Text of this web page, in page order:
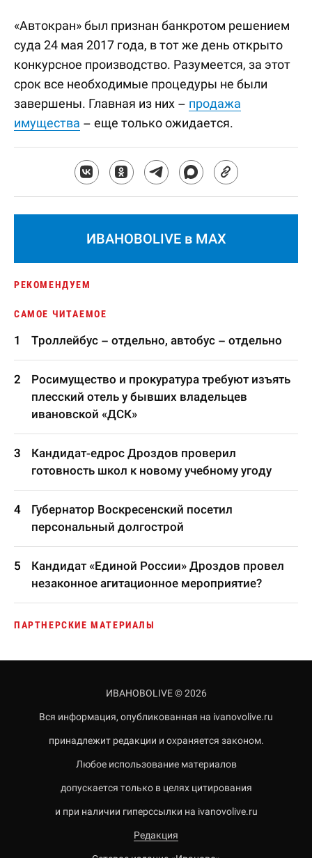
«Автокран» был признан банкротом решением
суда 24 мая 2017 года, в тот же день открыто
конкурсное производство. Разумеется, за этот
срок все необходимые процедуры не были
завершены. Главная из них – продажа
имущества – еще только ожидается.
ИВАНОВОLIVE в MAX
РЕКОМЕНДУЕМ
САМОЕ ЧИТАЕМОЕ
Троллейбус – отдельно, автобус – отдельно
Росимущество и прокуратура требуют изъять
плесский отель у бывших владельцев
ивановской «ДСК»
Кандидат-едрос Дроздов проверил
готовность школ к новому учебному угоду
Губернатор Воскресенский посетил
персональный долгострой
Кандидат «Единой России» Дроздов провел
незаконное агитационное мероприятие?
ПАРТНЕРСКИЕ МАТЕРИАЛЫ
ИВАНОВОLIVE © 2026
Вся информация, опубликованная на ivanovolive.ru
принадлежит редакции и охраняется законом.
Любое использование материалов
допускается только в целях цитирования
и при наличии гиперссылки на ivanovolive.ru
Редакция